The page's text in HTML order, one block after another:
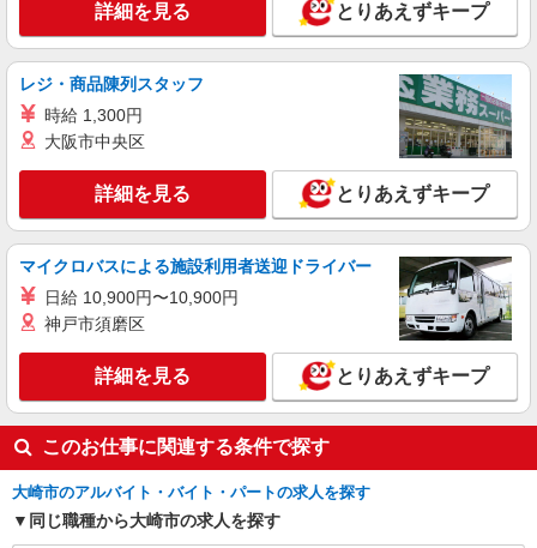
未経験・無資格OKの介護スタッフ
り） ※給与幅は経験・能力による
宮城県大崎市 【最寄駅】JR陸羽東線「上野
やすいエリアなど、お好きな勤務地をお選び下さ
い！！
キープ 詳細を見る
アルバイト パート 派遣社員 紹介予定派遣
日研トータルソーシング株式会社 メディカルケア事業部/仙台オフィ
ス
介護スタッフ／資格あり or 経験者
時給1,280円〜1,330円 ◆無資格・経験者：時
給1,280円〜 ◆初任者研修・未経験：時給1,280
円〜 ◆初任者研修・経験者：時給1,310円〜 ◆介
護福祉士：時給1,330円〜 ※経験者は3ヶ月以上 ※
給与幅は経験・能力による ★週払いOK（規定あ
り）
宮城県大崎市 【最寄駅】JR陸羽東線「池月」
駅 ★勤務地は3000ヶ所以上★ 自宅から通いやす
いエリアなど、お好きな勤務地をお選び下さ
い！！
派遣社員
詳細を見る とりあえずキープ
レジ・商品陳列スタッフ
時給 1,300円
大阪市中央区
詳細を見る とりあえずキープ
マイクロバスによる施設利用者送迎ドライバー
日給 10,900円〜10,900円
神戸市須磨区
詳細を見る とりあえずキープ
このお仕事に関連する条件で探す
大崎市のアルバイト・バイト・パートの求人を探す
同じ職種から大崎市の求人を探す